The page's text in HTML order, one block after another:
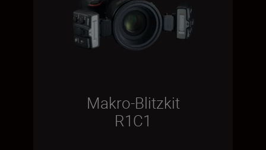
Makro-Blitzkit
R1C1